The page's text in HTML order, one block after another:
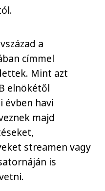
a
címmel
Mint azt
elnökétől
évben havi
majd
streamen vagy
is